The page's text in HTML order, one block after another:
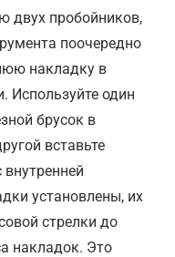
двух пробойников,
поочередно
накладку в
Используйте один
брусок в
вставьте
установлены, их
стрелки до
накладок. Это